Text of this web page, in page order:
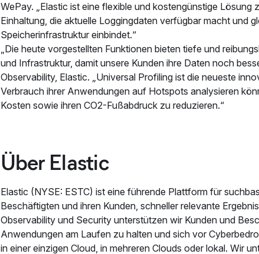
WePay. „Elastic ist eine flexible und kostengünstige
Einhaltung, die aktuelle Loggingdaten verfügbar macht und
Speicherinfrastruktur einbindet.“
„Die heute vorgestellten Funktionen bieten tiefe und
und Infrastruktur, damit unsere Kunden ihre Daten noch
Observability, Elastic. „Universal Profiling ist die neueste
Verbrauch ihrer Anwendungen auf Hotspots analysieren
Kosten sowie ihren CO2-Fußabdruck zu reduzieren.“
Über Elastic
Elastic (NYSE: ESTC) ist eine führende Plattform für
Beschäftigten und ihren Kunden, schneller relevante
Observability und Security unterstützen wir Kunden und
Anwendungen am Laufen zu halten und sich vor
in einer einzigen Cloud, in mehreren Clouds oder lokal. Wir